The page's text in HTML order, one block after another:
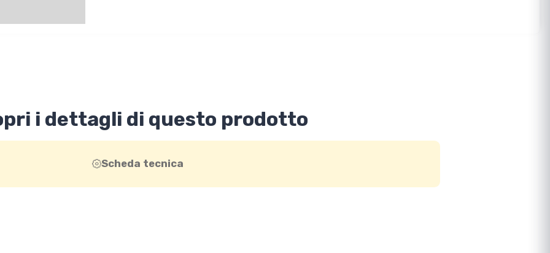
i dettagli di questo prodotto
Scheda tecnica